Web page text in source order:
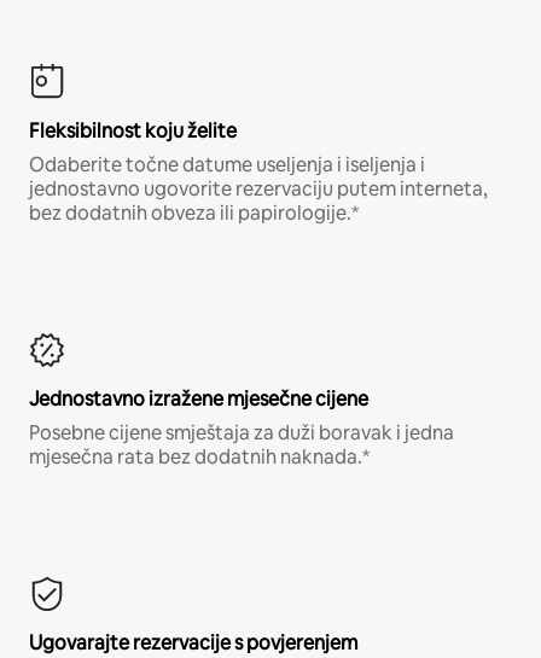
Fleksibilnost koju želite
Odaberite točne datume useljenja i iseljenja i
jednostavno ugovorite rezervaciju putem interneta,
bez dodatnih obveza ili papirologije.*
Jednostavno izražene mjesečne cijene
Posebne cijene smještaja za duži boravak i jedna
mjesečna rata bez dodatnih naknada.*
Ugovarajte rezervacije s povjerenjem